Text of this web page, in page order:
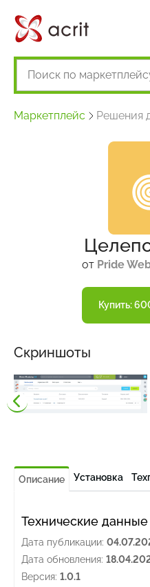
Маркетплейс Решения
от Pride
Купить:
Скриншоты
Описание Установка
Технические данные
Дата публикации:
Дата обновления:
Версия: 1.0.1